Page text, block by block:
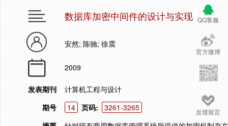
QQ客服
官方微博
反馈留言
数据库加密中间件的设计与实现
安然; 陈驰; 徐震
2009
发表期刊
计算机工程与设计
期号
14 页码:
3261-3265